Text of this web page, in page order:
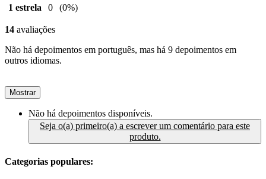
1 estrela
0 (0%)
14 avaliações
Não há depoimentos em português, mas há 9 depoimentos em
outros idiomas.
Mostrar
Não há depoimentos disponíveis.
Seja o(a) primeiro(a) a escrever um comentário para este
produto.
Categorias populares: